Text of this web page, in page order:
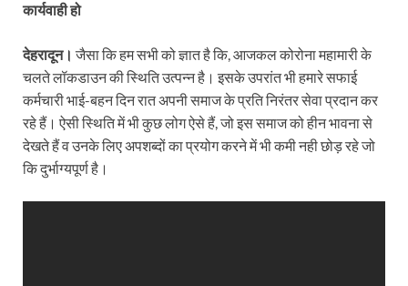
कार्यवाही हो
देहरादून। जैसा कि हम सभी को ज्ञात है कि, आजकल कोरोना महामारी के
चलते लॉकडाउन की स्थिति उत्पन्न है। इसके उपरांत भी हमारे सफाई
कर्मचारी भाई-बहन दिन रात अपनी समाज के प्रति निरंतर सेवा प्रदान कर
रहे हैं। ऐसी स्थिति में भी कुछ लोग ऐसे हैं, जो इस समाज को हीन भावना से
देखते हैं व उनके लिए अपशब्दों का प्रयोग करने में भी कमी नही छोड़ रहे जो
कि दुर्भाग्यपूर्ण है।